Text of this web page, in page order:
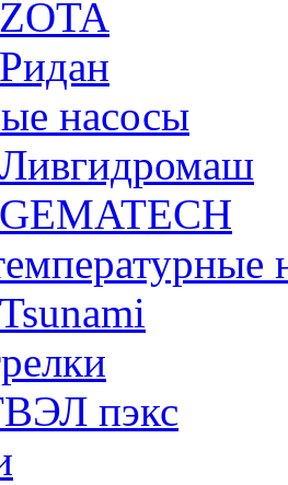
насосы
пэкс